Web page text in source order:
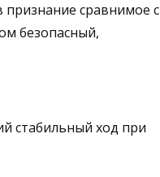
признание сравнимое с
безопасный,
стабильный ход при